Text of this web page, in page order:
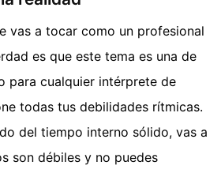
vas a tocar como un profesional
es que este tema es una de
para cualquier intérprete de
todas tus debilidades rítmicas.
del tiempo interno sólido, vas a
son débiles y no puedes